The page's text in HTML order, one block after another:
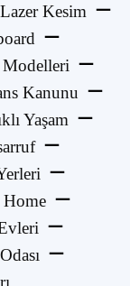
Lazer Kesim
Kanunu
Yaşam
Home